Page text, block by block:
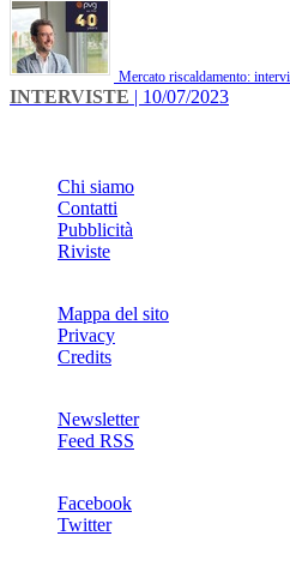
Mercato riscaldamento:
INTERVISTE | 10/07/2023
Chi siamo
Contatti
Pubblicità
Riviste
Mappa del sito
Privacy
Credits
Newsletter
Feed RSS
Facebook
Twitter